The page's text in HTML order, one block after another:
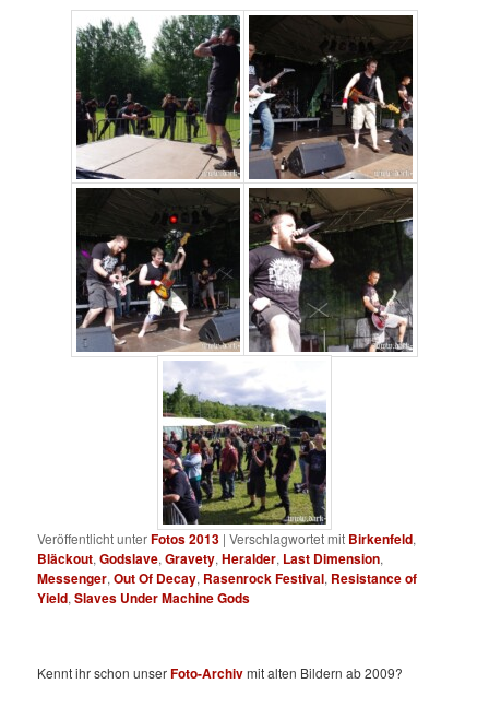
Veröffentlicht unterFotos 2013 |Verschlagwortet mit Birkenfeld,
Bläckout,Godslave,Gravety,Heralder, Last Dimension,
Messenger,Out Of Decay, Rasenrock Festival, Resistance of
Yield,Slaves Under Machine Gods
Kennt ihr schon unserFoto-Archivmit alten Bildern ab 2009?